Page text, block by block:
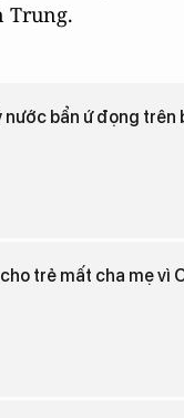
Trung.
bẩn ứ đọng trên
trẻ mất cha mẹ vì